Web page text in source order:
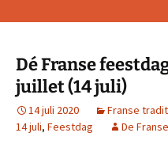
Dé Franse
juillet (14 juli)
14 juli 2020 Franse
14 juli, Feestdag De